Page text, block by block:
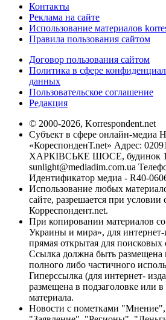
Контакты
Реклама на сайте
Использование материалов
Правила пользования сайтом
Договор пользования сайтом
Политика в сфере
данных
Пользовательское соглашение
Редакция
© 2000-2026, Korrespondent.net
Субъект в сфере онлайн-медиа
«КореспонденТ.net» Адрес:
ХАРКІВСЬКЕ ШОСЕ, будинок
sunlight@mediadim.com.ua
Идентификатор медиа - R40-
Использование любых
сайте, разрешается при условии
Корреспондент.net.
При копировании материалов
Украины и мира», для интернет-
прямая открытая для поисковых
Ссылка должна быть размещена
полного либо частичного
Гиперссылка (для интернет-
размещена в подзаголовке или в
материала.
Новости с пометками